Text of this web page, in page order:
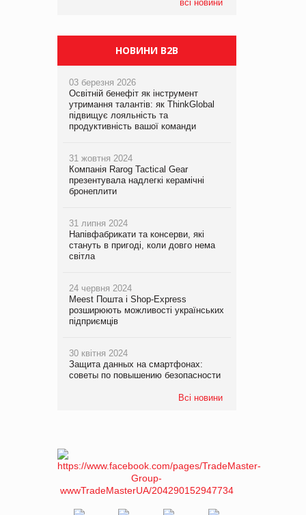
всі новини
НОВИНИ B2B
03 березня 2026
Освітній бенефіт як інструмент
утримання талантів: як ThinkGlobal
підвищує лояльність та
продуктивність вашої команди
31 жовтня 2024
Компанія Rarog Tactical Gear
презентувала надлегкі керамічні
бронеплити
31 липня 2024
Напівфабрикати та консерви, які
стануть в пригоді, коли довго нема
світла
24 червня 2024
Meest Пошта і Shop-Express
розширюють можливості українських
підприємців
30 квітня 2024
Защита данных на смартфонах:
советы по повышению безопасности
Всі новини